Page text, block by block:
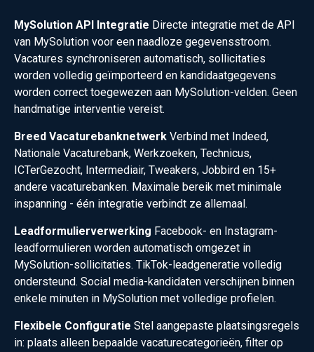
MySolution API Integratie Directe integratie met de API
van MySolution voor een naadloze gegevensstroom.
Vacatures synchroniseren automatisch, sollicitaties
worden volledig geïmporteerd en kandidaatgegevens
worden correct toegewezen aan MySolution-velden. Geen
handmatige interventie vereist.
Breed VacaturebanknetwerkVerbind met Indeed,
Nationale Vacaturebank, Werkzoeken, Technicus,
ICTerGezocht, Intermediair, Tweakers, Jobbird en 15+
andere vacaturebanken. Maximale bereik met minimale
inspanning - één integratie verbindt ze allemaal.
Leadformulierverwerking Facebook- en Instagram-
leadformulieren worden automatisch omgezet in
MySolution-sollicitaties. TikTok-leadgeneratie volledig
ondersteund. Social media-kandidaten verschijnen binnen
enkele minuten in MySolution met volledige profielen.
Flexibele Configuratie Stel aangepaste plaatsingsregels
in: plaats alleen bepaalde vacaturecategorieën, filter op